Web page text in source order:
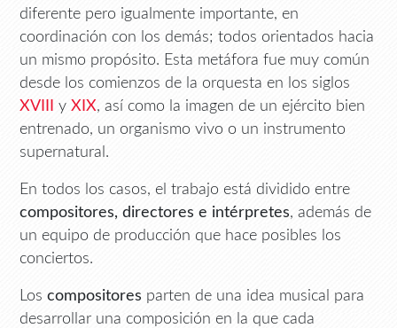
diferente pero igualmente importante, en
coordinación con los demás; todos orientados hacia
un mismo propósito. Esta metáfora fue muy común
desde los comienzos de la orquesta en los siglos
XVIII
y XIX, así como la imagen de un ejército bien
entrenado, un organismo vivo o un instrumento
supernatural.
En todos los casos, el trabajo está dividido entre
compositores, directores e intérpretes, además de
un equipo de producción que hace posibles los
conciertos.
Loscompositores parten de una idea musical para
desarrollar una composición en la que cada